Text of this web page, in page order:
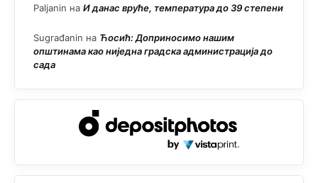
Paljanin на И данас вруће, температура до 39 степени
Sugrađanin на Ћосић: Доприносимо нашим
општинама као ниједна градска администрација до
сада